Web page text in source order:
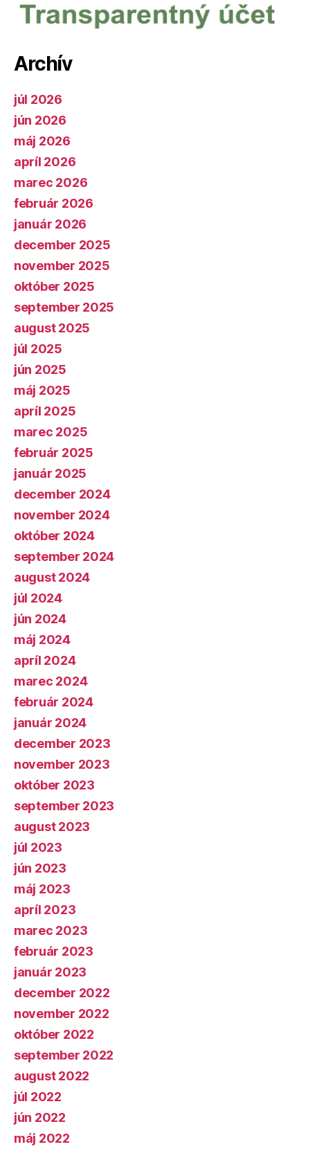
Archív
júl 2026
jún 2026
máj 2026
apríl 2026
marec 2026
február 2026
január 2026
december 2025
november 2025
október 2025
september 2025
august 2025
júl 2025
jún 2025
máj 2025
apríl 2025
marec 2025
február 2025
január 2025
december 2024
november 2024
október 2024
september 2024
august 2024
júl 2024
jún 2024
máj 2024
apríl 2024
marec 2024
február 2024
január 2024
december 2023
november 2023
október 2023
september 2023
august 2023
júl 2023
jún 2023
máj 2023
apríl 2023
marec 2023
február 2023
január 2023
december 2022
november 2022
október 2022
september 2022
august 2022
júl 2022
jún 2022
máj 2022